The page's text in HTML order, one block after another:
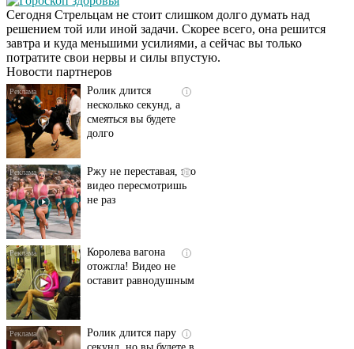
Сегодня Стрельцам не стоит слишком долго думать над
решением той или иной задачи. Скорее всего, она решится
завтра и куда меньшими усилиями, а сейчас вы только
потратите свои нервы и силы впустую.
Новости партнеров
Скрытая камера на
пляже Крыма: Что
люди вытворяют, когда
их не видят...
i
Ролик длится
несколько секунд, а
смеяться вы будете
i
Ржу не переставая, это
видео пересмотришь
не раз
i
Королева вагона
отожгла! Видео не
оставит равнодушным
i
Ролик длится пару
секунд, но вы будете в